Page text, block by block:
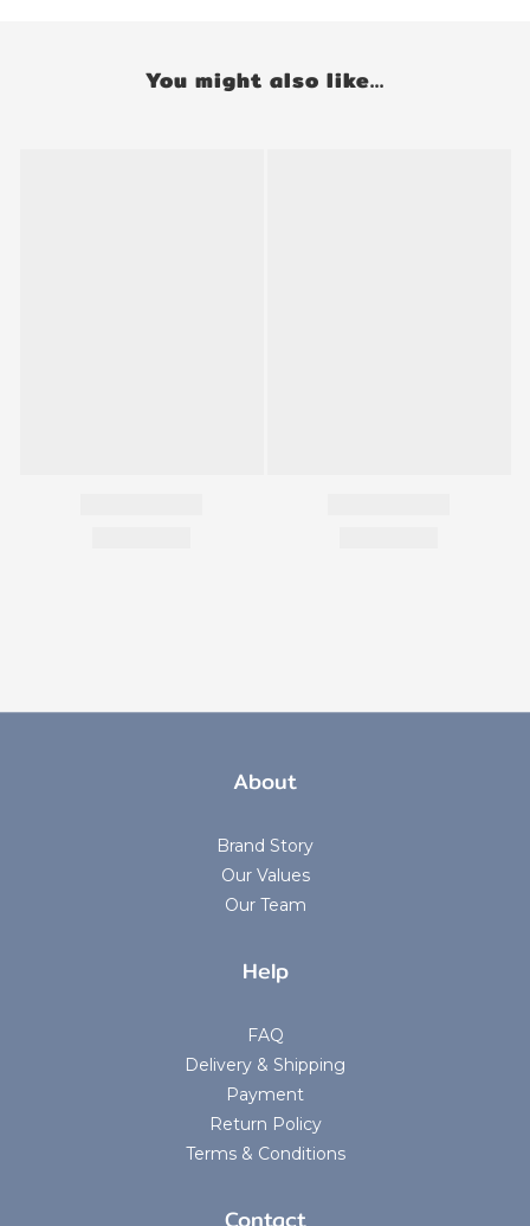
You might also like...
About
Brand Story
Our Values
Our Team
Help
FAQ
Delivery & Shipping
Payment
Return Policy
Terms & Conditions